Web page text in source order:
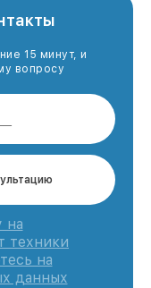
15 минут, и
вопросу
на
техники
на
данных